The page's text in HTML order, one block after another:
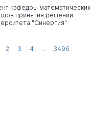
кафедры математических
принятия решений
"Синергия"
2 3 4 ... 3496